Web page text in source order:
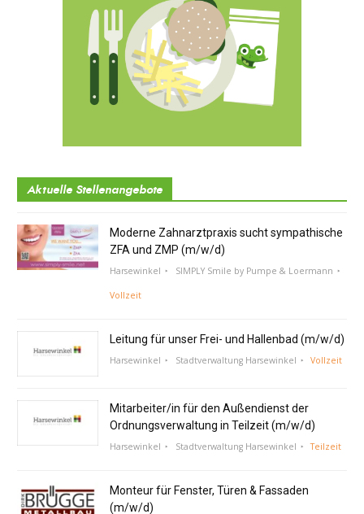
Aktuelle Stellenangebote
Moderne Zahnarztpraxis sucht sympathische
ZFA und ZMP (m/w/d)
Harsewinkel SIMPLY Smile by Pumpe & Loermann
Vollzeit
Leitung für unser Frei- und Hallenbad (m/w/d)
Harsewinkel Stadtverwaltung Harsewinkel Vollzeit
Mitarbeiter/in für den Außendienst der
Ordnungsverwaltung in Teilzeit (m/w/d)
Harsewinkel Stadtverwaltung Harsewinkel Teilzeit
Monteur für Fenster, Türen & Fassaden
(m/w/d)